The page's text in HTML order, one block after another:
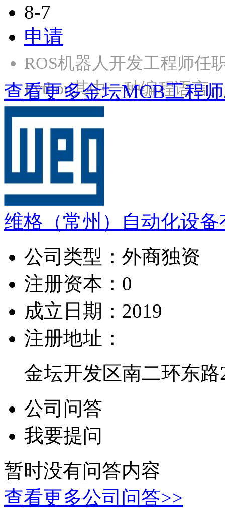
8-7
申请
ROS机器人开发工程师任
Python其中一种编程语
查看更多金坛MCB工程
维格（常州）自动化设
公司类型： 外商独资
注册资本： 0
成立日期： 2019
注册地址：
金坛开发区南二环东路
公司问答
我要提问
暂时没有问答内容
查看更多公司问答>>